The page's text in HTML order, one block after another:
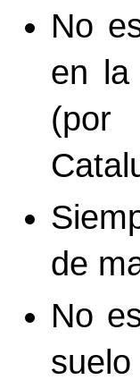
No
en la
(por
de
No